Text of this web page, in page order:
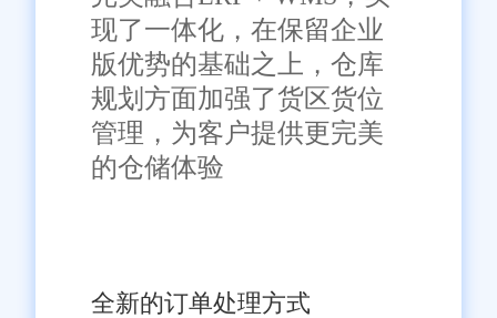
现了一体化，在保留企业
版优势的基础之上，仓库
规划方面加强了货区货位
管理，为客户提供更完美
的仓储体验
全新的订单处理方式